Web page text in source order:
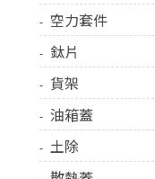
空力套件
鈦片
貨架
油箱蓋
土除